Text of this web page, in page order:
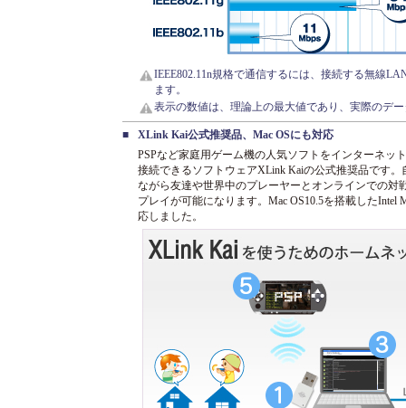
IEEE802.11n規格で通信するには、接続する無線
ます。
表示の数値は、理論上の最大値であり、実際のデ
■
XLink Kai公式推奨品、Mac OSにも対応
PSPなど家庭用ゲーム機の人気ソフトをインターネッ
接続できるソフトウェアXLink Kaiの公式推奨品です。
ながら友達や世界中のプレーヤーとオンラインでの対
プレイが可能になります。Mac OS10.5を搭載したIntel
応しました。